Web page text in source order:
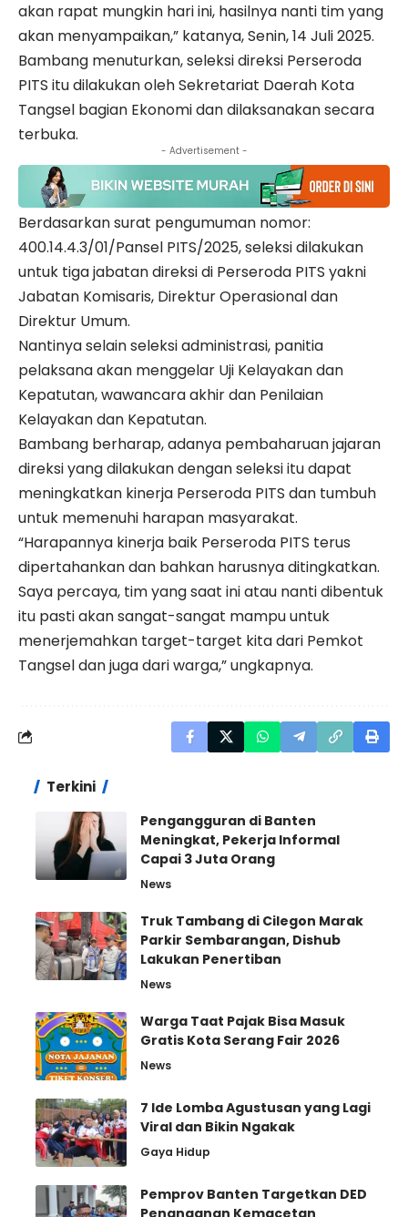
akan rapat mungkin hari ini, hasilnya nanti tim yang
akan menyampaikan,” katanya, Senin, 14 Juli 2025.
Bambang menuturkan, seleksi direksi Perseroda
PITS itu dilakukan oleh Sekretariat Daerah Kota
Tangsel bagian Ekonomi dan dilaksanakan secara
terbuka.
- Advertisement -
Berdasarkan surat pengumuman nomor:
400.14.4.3/01/Pansel PITS/2025, seleksi dilakukan
untuk tiga jabatan direksi di Perseroda PITS yakni
Jabatan Komisaris, Direktur Operasional dan
Direktur Umum.
Nantinya selain seleksi administrasi, panitia
pelaksana akan menggelar Uji Kelayakan dan
Kepatutan, wawancara akhir dan Penilaian
Kelayakan dan Kepatutan.
Bambang berharap, adanya pembaharuan jajaran
direksi yang dilakukan dengan seleksi itu dapat
meningkatkan kinerja Perseroda PITS dan tumbuh
untuk memenuhi harapan masyarakat.
“Harapannya kinerja baik Perseroda PITS terus
dipertahankan dan bahkan harusnya ditingkatkan.
Saya percaya, tim yang saat ini atau nanti dibentuk
itu pasti akan sangat-sangat mampu untuk
menerjemahkan target-target kita dari Pemkot
Tangsel dan juga dari warga,” ungkapnya.
Terkini
Pengangguran di Banten
Meningkat, Pekerja Informal
Capai 3 Juta Orang
News
Truk Tambang di Cilegon Marak
Parkir Sembarangan, Dishub
Lakukan Penertiban
News
Warga Taat Pajak Bisa Masuk
Gratis Kota Serang Fair 2026
News
7 Ide Lomba Agustusan yang Lagi
Viral dan Bikin Ngakak
Gaya Hidup
Pemprov Banten Targetkan DED
Penanganan Kemacetan